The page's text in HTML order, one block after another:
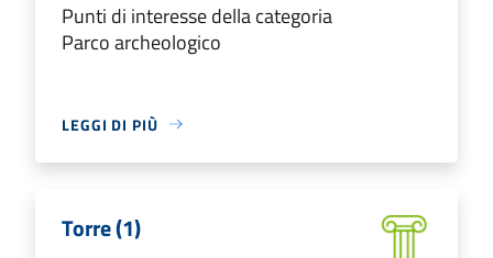
Punti di interesse della categoria
Parco archeologico
LEGGI DI PIÙ
Torre (1)